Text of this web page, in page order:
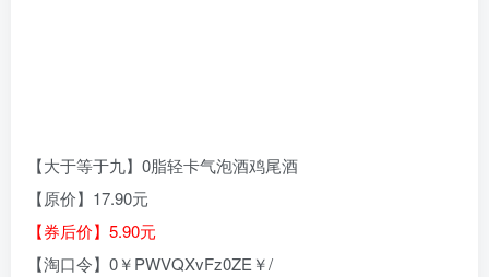
【大于等于九】0脂轻卡气泡酒鸡尾酒
【原价】17.90元
【券后价】5.90元
【淘口令】0￥PWVQXvFz0ZE￥/